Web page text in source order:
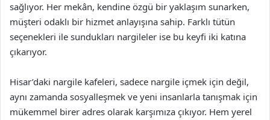
sağlıyor. Her mekân, kendine özgü bir yaklaşım sunarken,
müşteri odaklı bir hizmet anlayışına sahip. Farklı tütün
seçenekleri ile sundukları nargileler ise bu keyfi iki katına
çıkarıyor.
Hisar’daki nargile kafeleri, sadece nargile içmek için değil,
aynı zamanda sosyalleşmek ve yeni insanlarla tanışmak için
mükemmel birer adres olarak karşımıza çıkıyor. Hem yerel